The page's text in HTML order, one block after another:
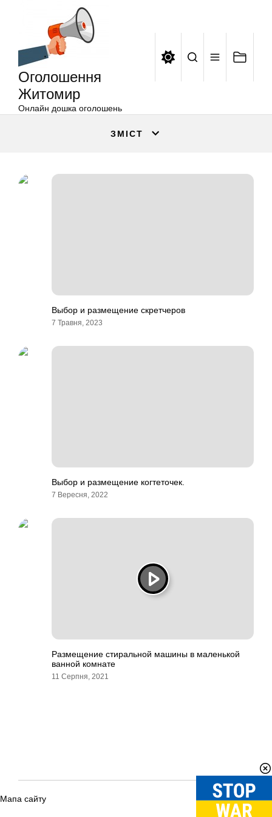
Оголошення
Житомир
Онлайн дошка оголошень
ЗМІСТ
Выбор и размещение скретчеров
7 Травня, 2023
Выбор и размещение когтеточек.
7 Вересня, 2022
Размещение стиральной машины в маленькой
ванной комнате
11 Серпня, 2021
Мапа сайту